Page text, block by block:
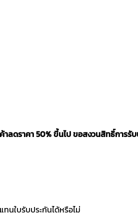
ลดราคา 50% ขึ้นไป ขอสงวนสิทธิ์การรั
นใบรับประกันได้หรือไม่